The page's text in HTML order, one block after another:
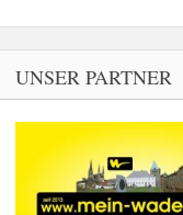
UNSER PARTNER